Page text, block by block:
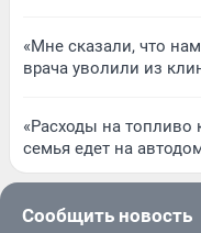
«Мне сказали, что
врача уволили из
«Расходы на топливо
семья едет на
Сообщить новость